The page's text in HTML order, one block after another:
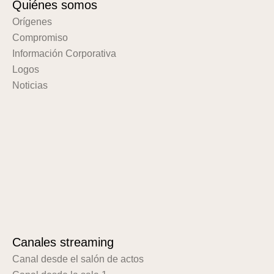
Quiénes somos
Orígenes
Compromiso
Información Corporativa
Logos
Noticias
Canales streaming
Canal desde el salón de actos